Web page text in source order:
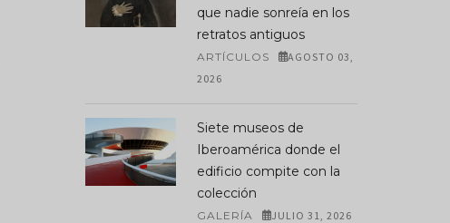
que nadie sonreía en los
retratos antiguos
ARTÍCULOS
AGOSTO 03,
2026
Siete museos de
Iberoamérica donde el
edificio compite con la
colección
GALERÍA JULIO 31, 2026